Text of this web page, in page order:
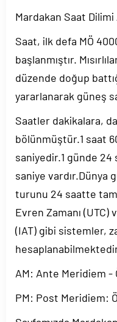
Mardakan Saat Dilimi
Saat, ilk defa MÖ
başlanmıştır.
düzende doğup
yararlanarak güneş
Saatler dakikalara,
bölünmüştür.1 saat
saniyedir.1 günde 24
saniye vardır.Dünya
turunu 24 saatte
Evren Zamanı (UTC)
(IAT) gibi sistemler,
AM: Ante Meridiem -
PM: Post Meridiem: